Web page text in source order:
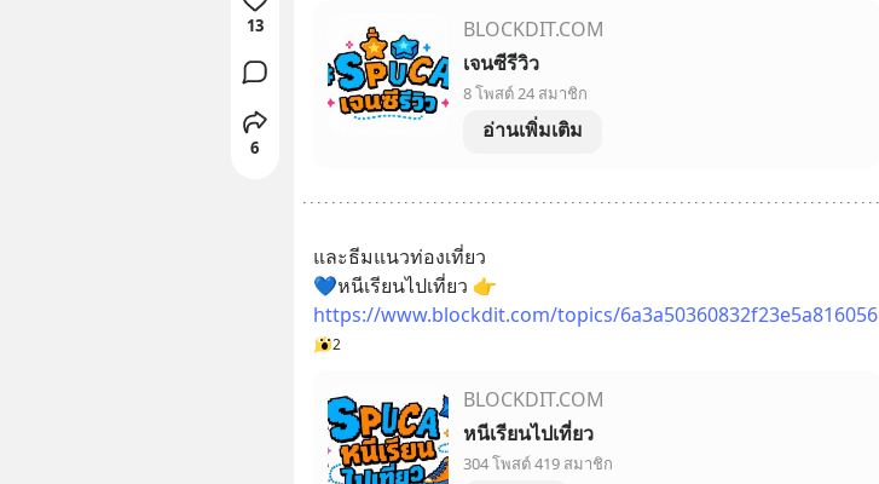
BLOCKDIT.COM
เจนซีรีวิว
8 โพสต์ 24 สมาชิก
อ่านเพิ่มเติม
และธีมแนวท่องเที่ยว
https://www.blockdit.com/topics/6a3a50360832f23e5a816056
2
BLOCKDIT.COM
หนีเรียนไปเที่ยว
304 โพสต์ 419 สมาชิก
13
6